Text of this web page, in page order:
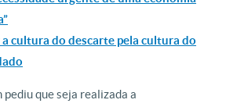
cultura do descarte pela cultura do
pediu que seja realizada a